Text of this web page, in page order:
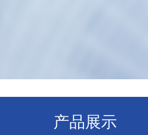
产品展示